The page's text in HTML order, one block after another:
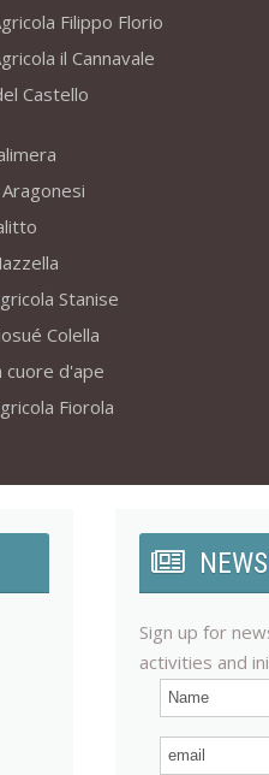
Filippo Florio
il Cannavale
Castello
Stanise
Colella
cuore d'ape
Fiorola
Sign up for
activities and